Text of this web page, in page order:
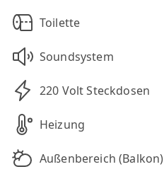
Toilette
Soundsystem
220 Volt Steckdosen
Heizung
Außenbereich (Balkon)